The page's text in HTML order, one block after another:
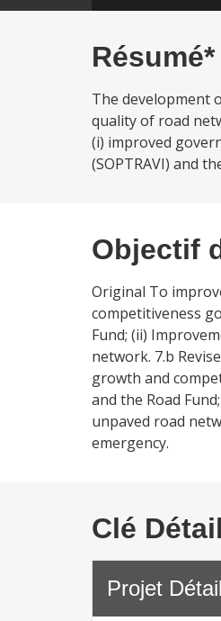
Résumé*
The development
quality of road
(i) improved
(SOPTRAVI) and
Objectif
Original To
competitiveness
Fund; (ii)
network. 7.b
growth and
and the Road
unpaved road
emergency.
Clé
Projet